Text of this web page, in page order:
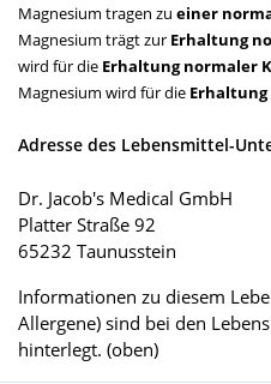
Magnesium tragen zu einer
Magnesium trägt zur Erhaltung
wird für die Erhaltung normaler
Magnesium wird für die
Adresse des Lebensmittel-
Dr. Jacob's Medical GmbH
Platter Straße 92
65232 Taunusstein
Informationen zu diesem
Allergene) sind bei den
hinterlegt. (oben)